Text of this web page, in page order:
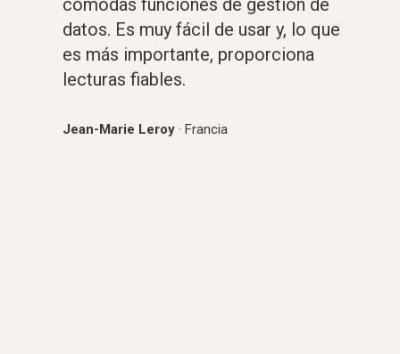
datos. Es muy fácil de usar y, lo que
es más importante, proporciona
lecturas fiables.
Jean-Marie Leroy · Francia